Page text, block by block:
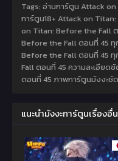
Tags: อ่านการ์ตูน Attack
การ์ตูน18+ Attack on
on Titan: Before the Fall
Before the Fall ตอนที่ 45
Before the Fall ตอนที่ 45
Fall ตอนที่ 45 ความละเอีย
ตอนที่ 45 ภาพการ์ตูนมังงะชัด
แนะนำมังงะการ์ตูนเรื่องอื่